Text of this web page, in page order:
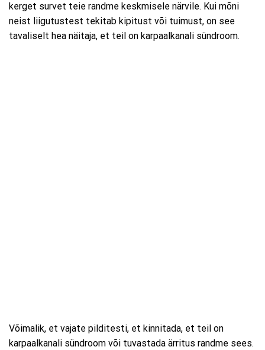
kerget survet teie randme keskmisele närvile. Kui mõni
neist liigutustest tekitab kipitust või tuimust, on see
tavaliselt hea näitaja, et teil on karpaalkanali sündroom.
Võimalik, et vajate pilditesti, et kinnitada, et teil on
karpaalkanali sündroom või tuvastada ärritus randme sees.